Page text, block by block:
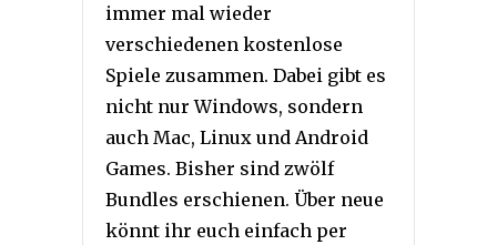
immer mal wieder
verschiedenen kostenlose
Spiele zusammen. Dabei gibt es
nicht nur Windows, sondern
auch Mac, Linux und Android
Games. Bisher sind zwölf
Bundles erschienen. Über neue
könnt ihr euch einfach per